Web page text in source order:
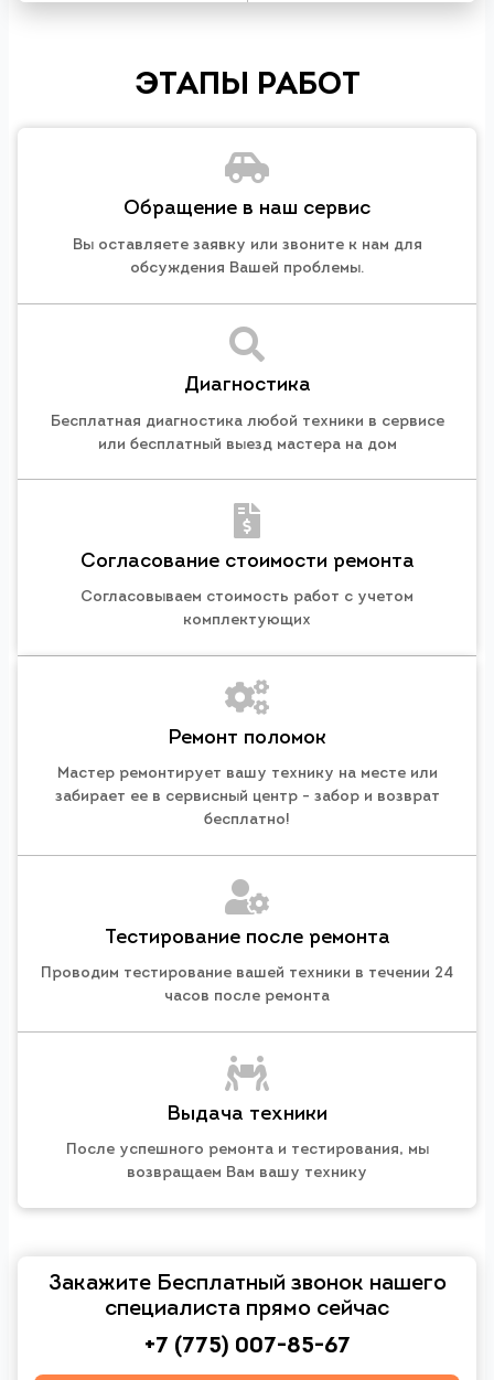
ЭТАПЫ РАБОТ
Обращение в наш сервис
Вы оставляете заявку или звоните к нам для
обсуждения Вашей проблемы.
Диагностика
Бесплатная диагностика любой техники в сервисе
или бесплатный выезд мастера на дом
Согласование стоимости ремонта
Согласовываем стоимость работ с учетом
комплектующих
Ремонт поломок
Мастер ремонтирует вашу технику на месте или
забирает ее в сервисный центр - забор и возврат
бесплатно!
Тестирование после ремонта
Проводим тестирование вашей техники в течении 24
часов после ремонта
Выдача техники
После успешного ремонта и тестирования, мы
возвращаем Вам вашу технику
Закажите Бесплатный звонок нашего
специалиста прямо сейчас
+7 (775) 007-85-67